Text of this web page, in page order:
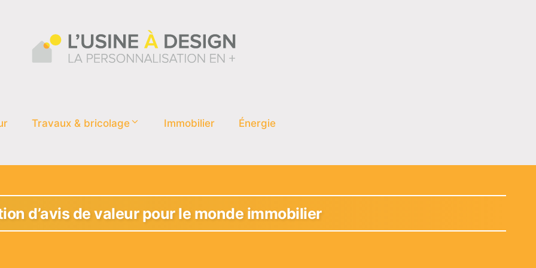
Travaux & bricolage Immobilier Énergie
d’avis de valeur pour le monde immobilier